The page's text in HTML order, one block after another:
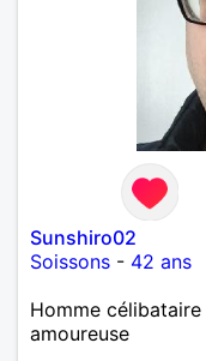
Sunshiro02
Soissons - 42 ans
Homme
amoureuse